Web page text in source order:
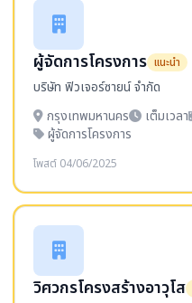
ผู้จัดการโครงการ แนะนำ
บริษัท ฟิวเจอร์ซายน์ จำกัด
กรุงเทพมหานคร
เต็มเวลา
ผู้จัดการโครงการ
โพสต์ 04/06/2025
วิศวกรโครงสร้างอาวุโส